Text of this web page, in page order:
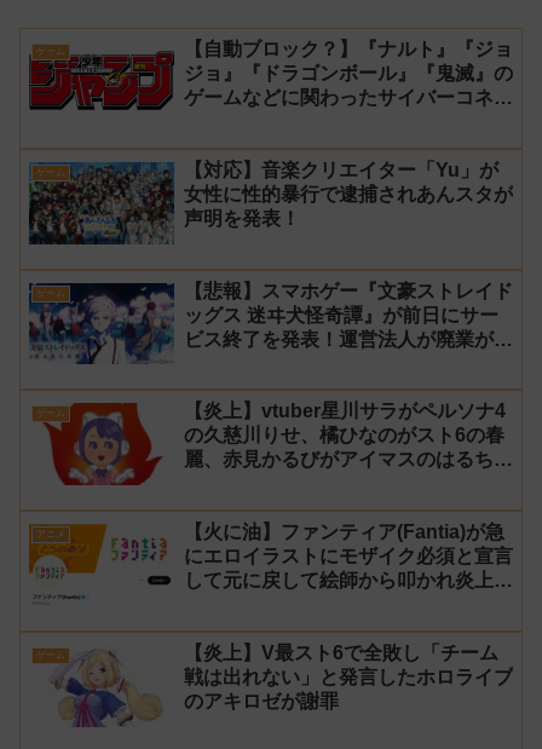
ゲーム
【自動ブロック？】『ナルト』『ジョ
ジョ』『ドラゴンボール』『鬼滅』の
ゲームなどに関わったサイバーコネク
ブロックされてしまう
ゲーム
【対応】音楽クリエイター「Yu」が
女性に性的暴行で逮捕されあんスタが
声明を発表！
ゲーム
【悲報】スマホゲー『文豪ストレイド
ッグス 迷ヰ犬怪奇譚』が前日にサー
ビス終了を発表！運営法人が廃業が原
ゲーム
【炎上】vtuber星川サラがペルソナ4
の久慈川りせ、橘ひなのがスト6の春
麗、赤見かるびがアイマスのはるちは
アニメ
【火に油】ファンティア(Fantia)が急
にエロイラストにモザイク必須と宣言
して元に戻して絵師から叩かれ炎上し
ゲーム
【炎上】V最スト6で全敗し「チーム
戦は出れない」と発言したホロライブ
のアキロゼが謝罪